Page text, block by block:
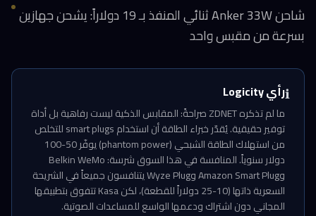
شاحن Anker 33W ثنائي المنفذ بـ 19 دولاراً: يشحن جهازين
بسرعة من مقبس واحد
ℹ️رأي Logicity
ما لم تذكره ZDNET صراحةً: المقابس الذكية ليست رفاهية بل أداة
توفير حقيقية. يُقدّر خبراء الطاقة أن استخدام smart plugs للتخلص
من استهلاك الطاقة الشبحي (phantom power) يوفّر 50-100
دولار سنوياً. المنافسة في هذا السوق شرسة: Belkin WeMo
وAmazon Smart Plug وWyze Plug يتنافسون جميعاً في الشريحة
السعرية ذاتها (10-25 دولاراً للقطعة)، لكن Kasa تتفوق بتطبيقها
المجاني دون اشتراك ودعمها الواسع للمساعدات الصوتية.